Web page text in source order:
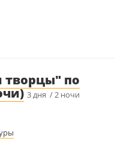
творцы" по
3 дня / 2 ночи